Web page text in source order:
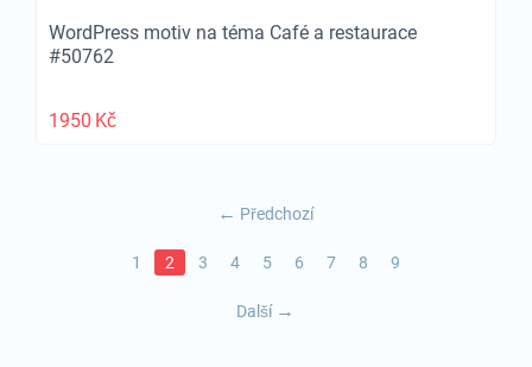
WordPress motiv na téma Café a restaurace
#50762
1950 Kč
Předchozí
1 2 3 4 5 6 7 8 9
Další